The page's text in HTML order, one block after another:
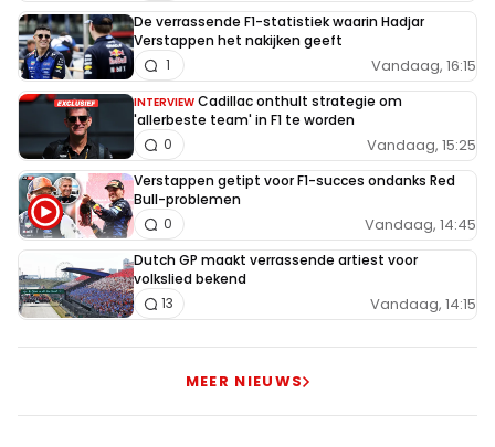
De verrassende F1-statistiek waarin Hadjar
Verstappen het nakijken geeft
Vandaag, 16:15
1
INTERVIEW Cadillac onthult strategie om
'allerbeste team' in F1 te worden
Vandaag, 15:25
0
Verstappen getipt voor F1-succes ondanks Red
Bull-problemen
Vandaag, 14:45
0
Dutch GP maakt verrassende artiest voor
volkslied bekend
Vandaag, 14:15
13
MEER NIEUWS